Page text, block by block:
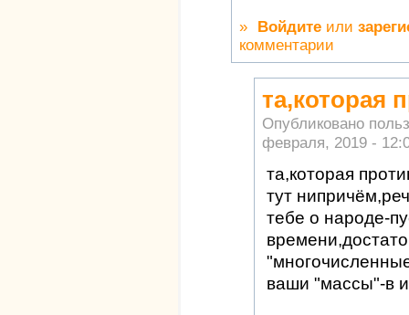
» Войдите или
комментарии
та,которая
Опубликовано
февраля, 2019 -
та,которая
тут
тебе о народе-
ваши "массы"-в